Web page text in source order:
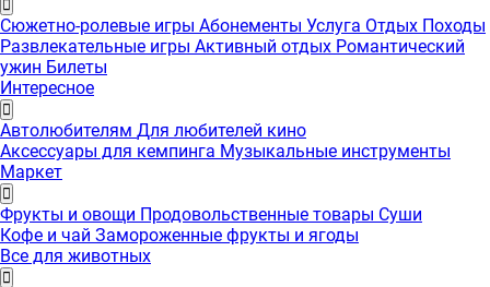
Сюжетно-ролевые игры Абонементы Услуга Отдых Походы
Развлекательные игры Активный отдых Романтический
ужин Билеты
Интересноe
Автолюбителям Для любителей кино
Аксессуары для кемпинга Музыкальные инструменты
Маркет
Фрукты и овощи Продовольственные товары Суши
Кофе и чай Замороженные фрукты и ягоды
Все для животных